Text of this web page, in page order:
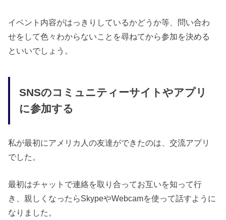
イベント内容がはっきりしているかどうか等、問い合わ
せをして色々わからないことを尋ねてから参加を決める
といいでしょう。
SNSのコミュニティーサイトやアプリ
に参加する
私が最初にアメリカ人の友達ができたのは、交流アプリ
でした。
最初はチャットで連絡を取り合ってお互いを知って行
き、親しくなったらSkypeやWebcamを使って話すように
なりました。